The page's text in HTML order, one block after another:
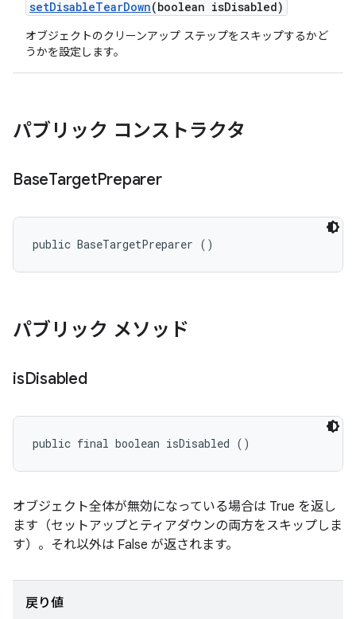
setDisableTearDown(boolean isDisabled)
オブジェクトのクリーンアップ ステップをスキップするかど
うかを設定します。
パブリック コンストラクタ
BaseTargetPreparer
public BaseTargetPreparer ()
パブリック メソッド
isDisabled
public final boolean isDisabled ()
オブジェクト全体が無効になっている場合は True を返し
ます（セットアップとティアダウンの両方をスキップしま
す）。それ以外は False が返されます。
戻り値